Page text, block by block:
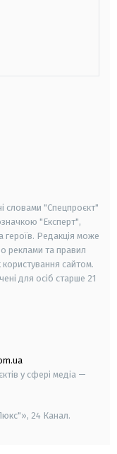
словами "Спецпроєкт"
"Експерт",
героїв. Редакція може
реклами та правил
сайтом.
для осіб старше 21
у сфері медіа —
24 Канал.